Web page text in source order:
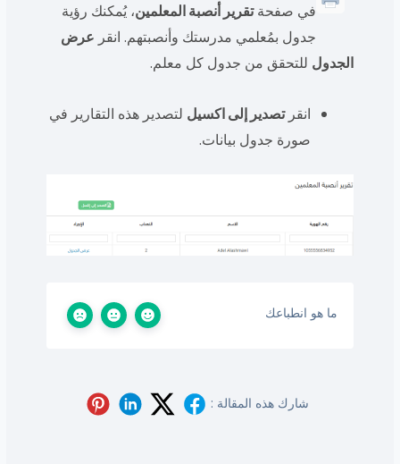
في صفحةتقرير أنصبة المعلمين، يُمكنك رؤية
جدول بمُعلمي مدرستك وأنصبتهم. انقر عرض
الجدول للتحقق من جدول كل معلم.
انقرتصدير إلى اكسيل لتصدير هذه التقارير في
صورة جدول بيانات.
ما هو انطباعك
شارك هذه المقالة :